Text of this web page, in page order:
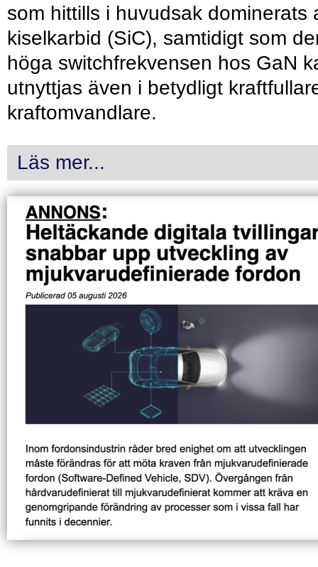
som hittills i huvudsak dominerats
kiselkarbid (SiC), samtidigt som
höga switchfrekvensen hos GaN
utnyttjas även i betydligt
kraftomvandlare.
Läs mer...